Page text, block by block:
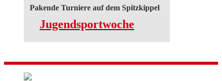
Pakende Turniere auf dem Spitzkippel
Jugendsportwoche